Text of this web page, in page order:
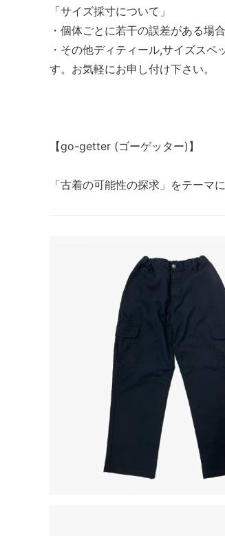
「サイズ採寸について」
・個体ごとに若干の誤差がある場
・その他ディティール,サイズス
す。お気軽にお申し付け下さい。
【go-getter (ゴーゲッター)】
「古着の可能性の探求」をテー